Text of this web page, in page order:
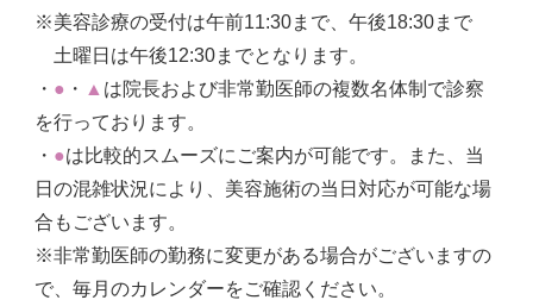
※美容診療の受付は午前11:30まで、午後18:30まで
土曜日は午後12:30までとなります。
・ ● ・ ▲ は院長および非常勤医師の複数名体制で診察
を行っております。
・ ●は比較的スムーズにご案内が可能です。また、当
日の混雑状況により、美容施術の当日対応が可能な場
合もございます。
※非常勤医師の勤務に変更がある場合がございますの
で、毎月のカレンダーをご確認ください。